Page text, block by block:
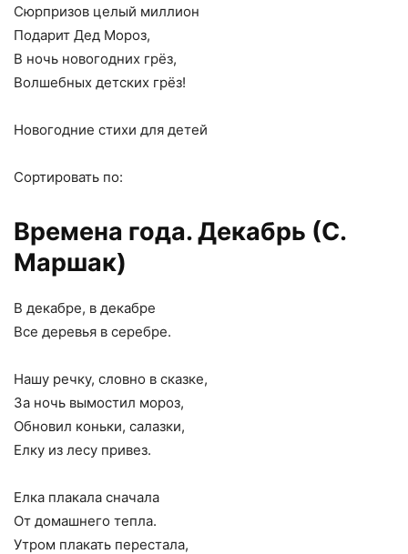
Сюрпризов целый миллион
Подарит Дед Мороз,
В ночь новогодних грёз,
Волшебных детских грёз!
Новогодние стихи для детей
Сортировать по:
Времена года. Декабрь (С.
Маршак)
В декабре, в декабре
Все деревья в серебре.
Нашу речку, словно в сказке,
За ночь вымостил мороз,
Обновил коньки, салазки,
Елку из лесу привез.
Елка плакала сначала
От домашнего тепла.
Утром плакать перестала,